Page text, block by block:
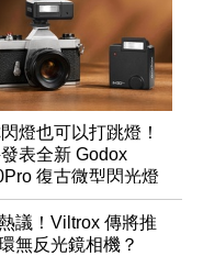
燈也可以打跳燈！
表全新 Godox
復古微型閃光燈
議！Viltrox 傳將推
無反光鏡相機？